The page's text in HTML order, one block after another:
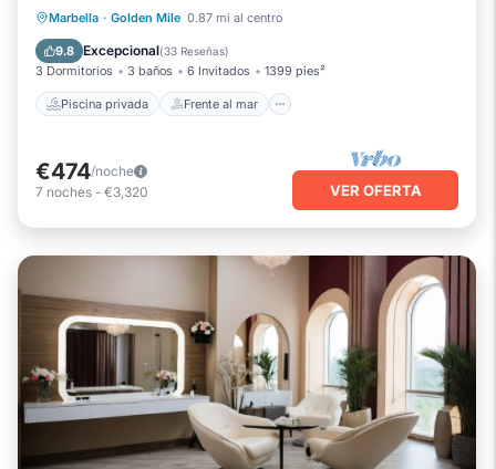
Marbella · Golden Mile 0.87 mi al centro
9.8 Excepcional(33 Reseñas)
3 Dormitorios 3 baños 6 Invitados 1399 pies²
Piscina privada Frente al mar
Piscina privada
Frente al mar
Aparcamiento
€474/noche
7 noches - €3,320 VER OFERTA